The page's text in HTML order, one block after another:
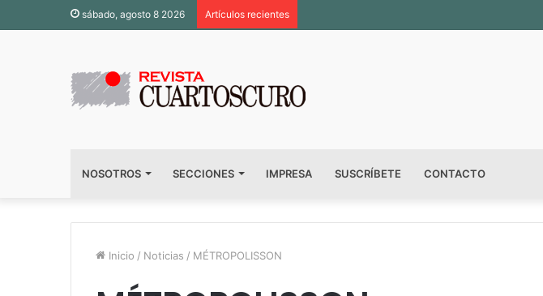
sábado, agosto 8 2026 Artículos recientes
NOSOTROS SECCIONES IMPRESA SUSCRÍBETE CONTACTO
Inicio / Noticias / MÉTROPOLISSON